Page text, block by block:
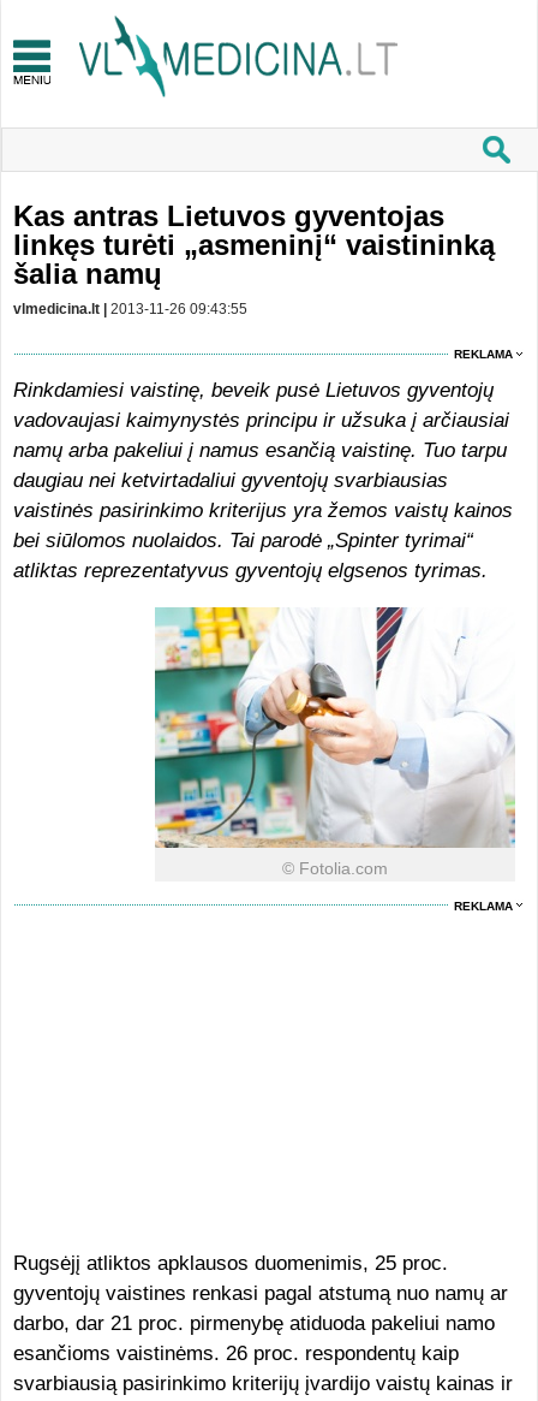
Kas antras Lietuvos gyventojas
linkęs turėti „asmeninį“ vaistininką
šalia namų
vlmedicina.lt | 2013-11-26 09:43:55
REKLAMA
Rinkdamiesi vaistinę, beveik pusė Lietuvos gyventojų
vadovaujasi kaimynystės principu ir užsuka į arčiausiai
namų arba pakeliui į namus esančią vaistinę. Tuo tarpu
daugiau nei ketvirtadaliui gyventojų svarbiausias
vaistinės pasirinkimo kriterijus yra žemos vaistų kainos
bei siūlomos nuolaidos. Tai parodė „Spinter tyrimai“
atliktas reprezentatyvus gyventojų elgsenos tyrimas.
© Fotolia.com
REKLAMA
Rugsėjį atliktos apklausos duomenimis, 25 proc.
gyventojų vaistines renkasi pagal atstumą nuo namų ar
darbo, dar 21 proc. pirmenybę atiduoda pakeliui namo
esančioms vaistinėms. 26 proc. respondentų kaip
svarbiausią pasirinkimo kriterijų įvardijo vaistų kainas ir